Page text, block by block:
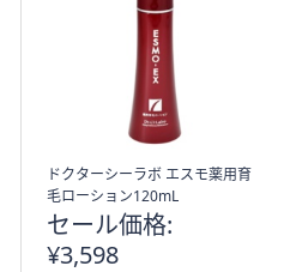
ドクターシーラボ エスモ薬用育
毛ローション120mL
セール価格:
¥3,598